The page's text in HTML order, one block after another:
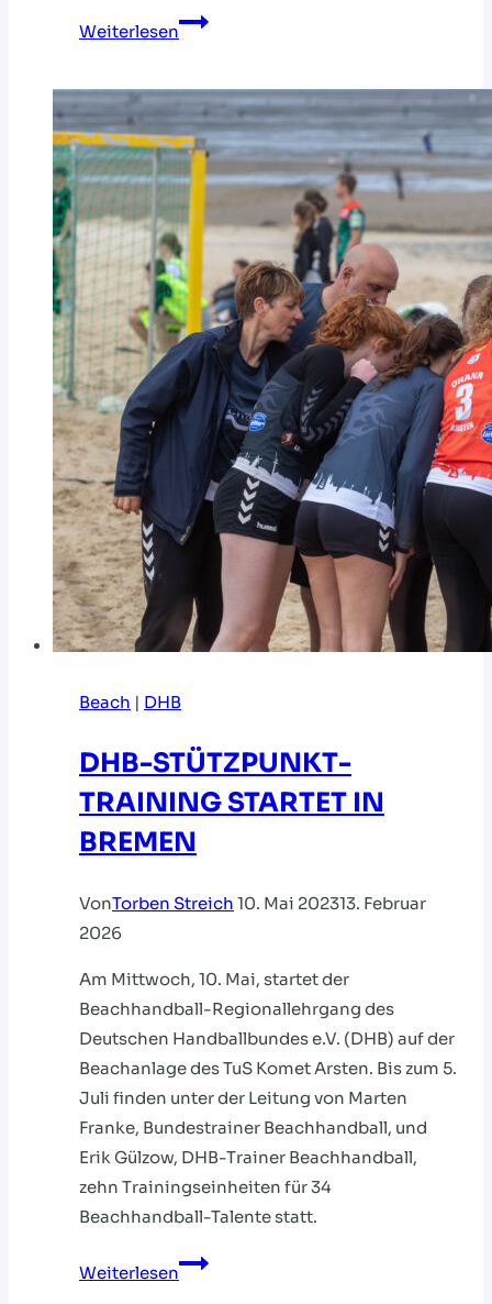
Weiterlesen
DIE
STARTET
BEI
PERFEKTEM
WETTER
Beach | DHB
DHB-STÜTZPUNKT­
TRAINING STARTET IN
BREMEN
VonTorben Streich 10. Mai 202313. Februar
2026
Am Mittwoch, 10. Mai, startet der
Beachhandball-Regionallehrgang des
Deutschen Handballbundes e.V. (DHB) auf der
Beachanlage des TuS Komet Arsten. Bis zum 5.
Juli finden unter der Leitung von Marten
Franke, Bundestrainer Beachhandball, und
Erik Gülzow, DHB-Trainer Beachhandball,
zehn Trainingseinheiten für 34
Beachhandball-Talente statt.
Weiterlesen
DHB-